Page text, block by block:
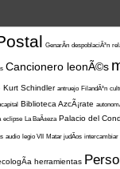
GenarÃ­n despoblaciÃ³n
Cancionero leonÃ©s
Kurt Schindler antruejo FilandÃ³n
Biblioteca AzcÃ¡rate
eclipse La BaÃ±eza Palacio del
audio legio VII Matar judÃ­os intercambiar
herramientas